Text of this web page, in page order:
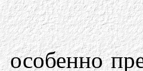
особенно